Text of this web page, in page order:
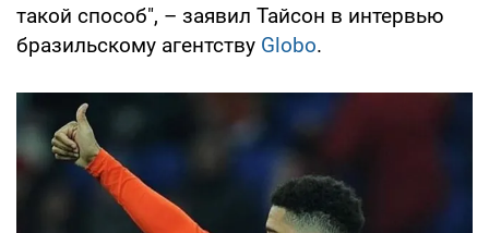
такой способ", – заявил Тайсон в интервью
бразильскому агентству Globo.